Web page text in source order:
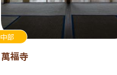
中部
萬福寺